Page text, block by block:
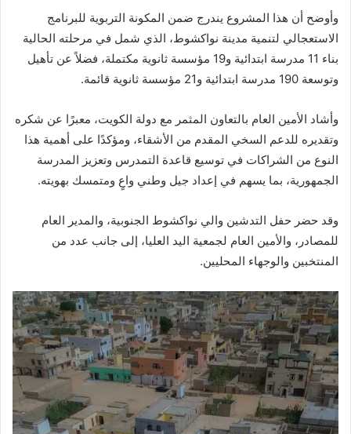
وأوضح أن هذا المشروع يندرج ضمن المكونة التربوية للبرنامج
الاستعجالي لتنمية مدينة نواكشوط، الذي شمل في مرحلته الحالية
بناء 11 مدرسة ابتدائية و19 مؤسسة ثانوية مكتملة، فضلاً عن تأهيل
وتوسعة 190 مدرسة ابتدائية و21 مؤسسة ثانوية قائمة.
وأشاد الأمين العام بالتعاون المثمر مع دولة الكويت، معبرًا عن شكره
وتقديره للدعم السخي المقدم من الأشقاء، ومؤكدًا على أهمية هذا
النوع من الشراكات في توسيع قاعدة التمدرس وتعزيز المدرسة
الجمهورية، بما يسهم في إعداد جيل وطني واعٍ ومتمسك بهويته.
وقد حضر حفل التدشين والي نواكشوط الجنوبية، والمدير العام
للمصادر، والأمين العام لجمعية اليد العليا، إلى جانب عدد من
المنتخبين والوجهاء المحليين.